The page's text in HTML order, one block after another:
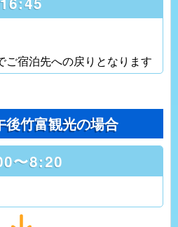
ご宿泊先への戻りとなります
後竹富観光の場合
〜8:20